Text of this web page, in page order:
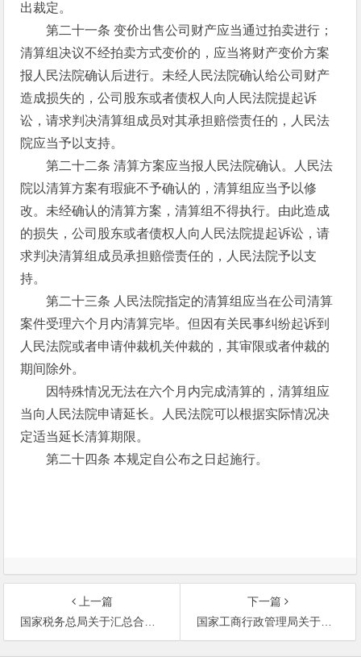
出裁定。
第二十一条 变价出售公司财产应当通过拍卖进行；
清算组决议不经拍卖方式变价的，应当将财产变价方案
报人民法院确认后进行。未经人民法院确认给公司财产
造成损失的，公司股东或者债权人向人民法院提起诉
讼，请求判决清算组成员对其承担赔偿责任的，人民法
院应当予以支持。
第二十二条 清算方案应当报人民法院确认。人民法
院以清算方案有瑕疵不予确认的，清算组应当予以修
改。未经确认的清算方案，清算组不得执行。由此造成
的损失，公司股东或者债权人向人民法院提起诉讼，请
求判决清算组成员承担赔偿责任的，人民法院予以支
持。
第二十三条 人民法院指定的清算组应当在公司清算
案件受理六个月内清算完毕。但因有关民事纠纷起诉到
人民法院或者申请仲裁机关仲裁的，其审限或者仲裁的
期间除外。
因特殊情况无法在六个月内完成清算的，清算组应
当向人民法院申请延长。人民法院可以根据实际情况决
定适当延长清算期限。
第二十四条 本规定自公布之日起施行。
上一篇
国家税务总局关于汇总合并纳税企业实行统一计算、分级管理、就地预交、集中清算所得税问题的补充通知
下一篇
国家工商行政管理局关于企业增设经营场所是否要登记管理有关问题的答复